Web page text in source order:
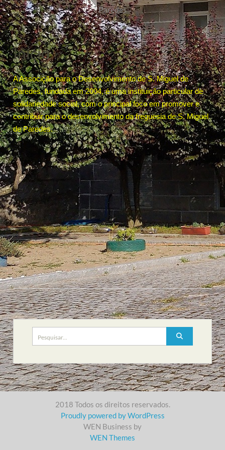
Paredes
Início
A Associção para o Desenvolvimento de S. Miguel de
Paredes, fundada em 2004, é uma instituição particular de
solidariedade social, com o principal foco em promover e
contribuir para o desenvolvimento da freguesia de S. Miguel
de Paredes.
for:
2018 Todos os direitos reservados.
Proudly powered by WordPress
WEN Business by
WEN Themes